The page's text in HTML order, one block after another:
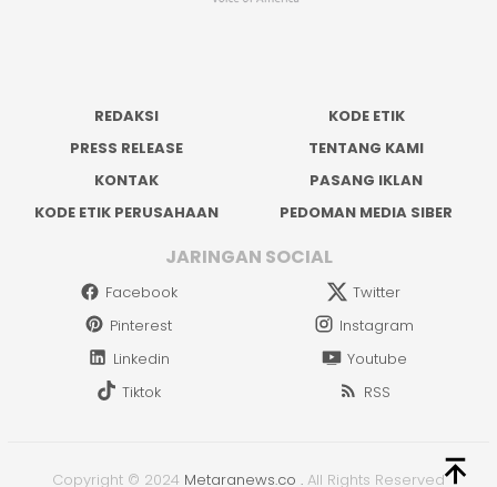
REDAKSI
KODE ETIK
PRESS RELEASE
TENTANG KAMI
KONTAK
PASANG IKLAN
KODE ETIK PERUSAHAAN
PEDOMAN MEDIA SIBER
JARINGAN SOCIAL
Facebook
Twitter
Pinterest
Instagram
Linkedin
Youtube
Tiktok
RSS
Copyright © 2024 Metaranews.co . All Rights Reserved